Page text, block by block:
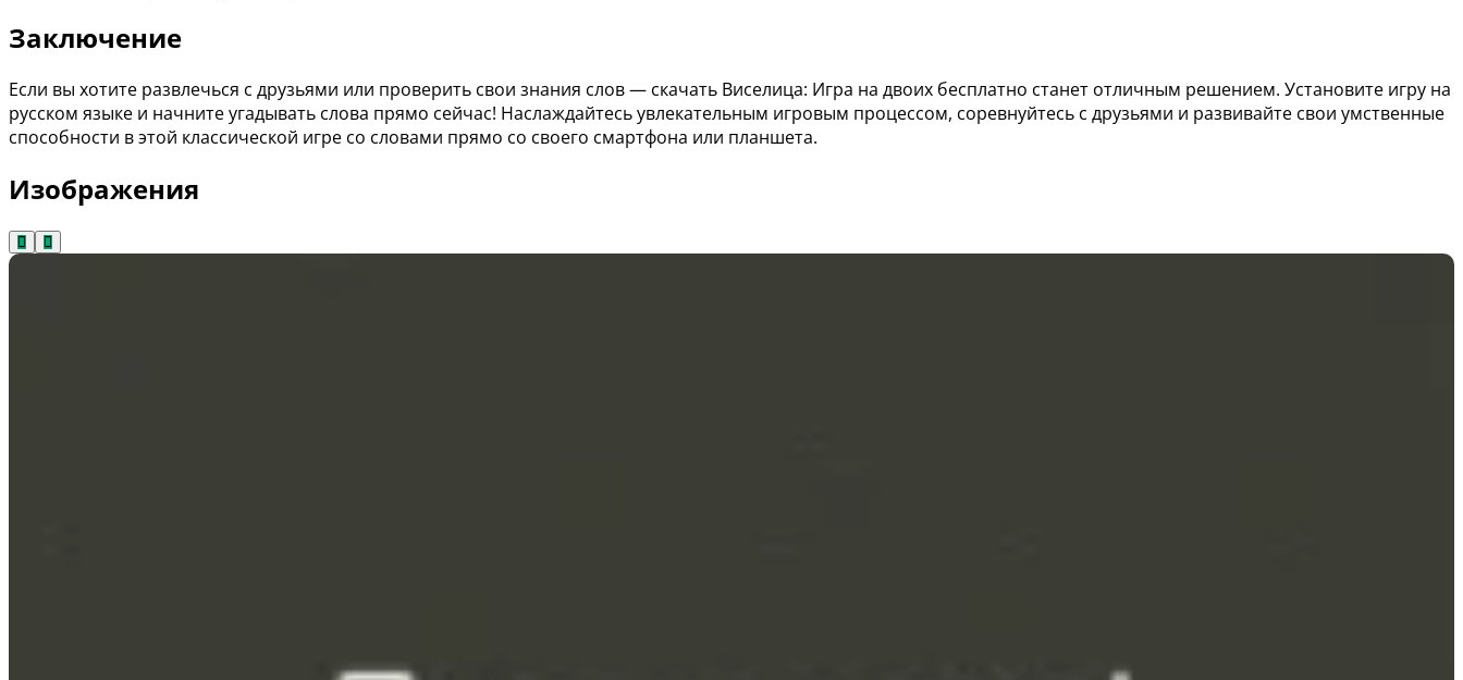
Заключение
Если вы хотите развлечься с друзьями или проверить свои знания слов — скачать Виселица: Игра на двоих бесплатно станет отличным решением. Установите игру на
русском языке и начните угадывать слова прямо сейчас! Наслаждайтесь увлекательным игровым процессом, соревнуйтесь с друзьями и развивайте свои умственные
способности в этой классической игре со словами прямо со своего смартфона или планшета.
Изображения